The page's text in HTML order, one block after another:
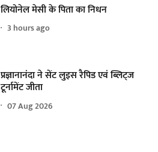
लियोनेल मेसी के पिता का निधन
3 hours ago
प्रज्ञानानंदा ने सेंट लुइस रैपिड एवं ब्लिट्ज
टूर्नामेंट जीता
07 Aug 2026